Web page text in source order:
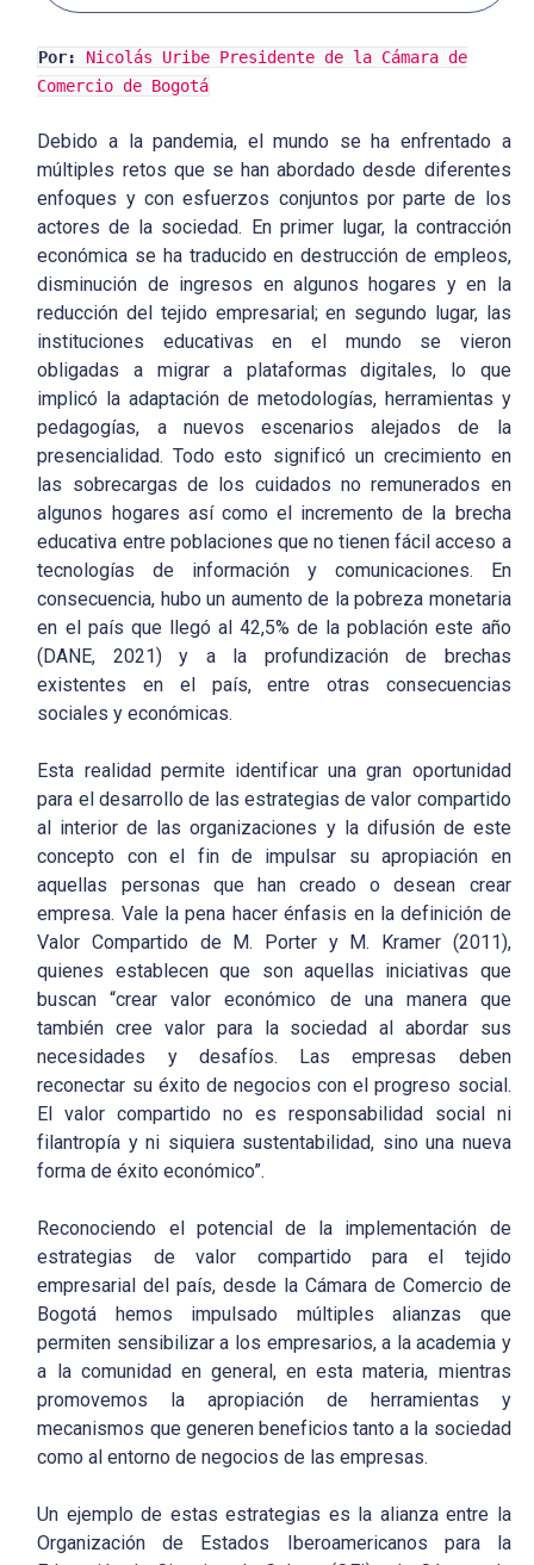
Por:
Nicolás Uribe Presidente de la Cámara de
Comercio de Bogotá
Debido a la pandemia, el mundo se ha enfrentado a
múltiples retos que se han abordado desde diferentes
enfoques y con esfuerzos conjuntos por parte de los
actores de la sociedad. En primer lugar, la contracción
económica se ha traducido en destrucción de empleos,
disminución de ingresos en algunos hogares y en la
reducción del tejido empresarial; en segundo lugar, las
instituciones educativas en el mundo se vieron
obligadas a migrar a plataformas digitales, lo que
implicó la adaptación de metodologías, herramientas y
pedagogías, a nuevos escenarios alejados de la
presencialidad. Todo esto significó un crecimiento en
las sobrecargas de los cuidados no remunerados en
algunos hogares así como el incremento de la brecha
educativa entre poblaciones que no tienen fácil acceso a
tecnologías de información y comunicaciones. En
consecuencia, hubo un aumento de la pobreza monetaria
en el país que llegó al 42,5% de la población este año
(DANE, 2021) y a la profundización de brechas
existentes en el país, entre otras consecuencias
sociales y económicas.
Esta realidad permite identificar una gran oportunidad
para el desarrollo de las estrategias de valor compartido
al interior de las organizaciones y la difusión de este
concepto con el fin de impulsar su apropiación en
aquellas personas que han creado o desean crear
empresa. Vale la pena hacer énfasis en la definición de
Valor Compartido de M. Porter y M. Kramer (2011),
quienes establecen que son aquellas iniciativas que
buscan “crear valor económico de una manera que
también cree valor para la sociedad al abordar sus
necesidades y desafíos. Las empresas deben
reconectar su éxito de negocios con el progreso social.
El valor compartido no es responsabilidad social ni
filantropía y ni siquiera sustentabilidad, sino una nueva
forma de éxito económico”.
Reconociendo el potencial de la implementación de
estrategias de valor compartido para el tejido
empresarial del país, desde la Cámara de Comercio de
Bogotá hemos impulsado múltiples alianzas que
permiten sensibilizar a los empresarios, a la academia y
a la comunidad en general, en esta materia, mientras
promovemos la apropiación de herramientas y
mecanismos que generen beneficios tanto a la sociedad
como al entorno de negocios de las empresas.
Un ejemplo de estas estrategias es la alianza entre la
Organización de Estados Iberoamericanos para la